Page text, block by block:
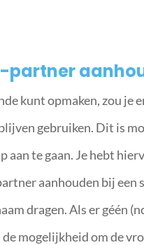
partner
kunt opmaken, zou je
gebruiken. Dit is
aan te gaan. Je hebt
aanhouden bij
dragen. Als er géén
mogelijkheid om de